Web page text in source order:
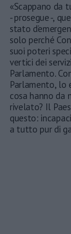
«Scappano da
- prosegue -,
stato
solo perché
suoi poteri
vertici dei
Parlamento.
Parlamento, lo
cosa hanno da
rivelato? Il
questo:
a tutto pur di